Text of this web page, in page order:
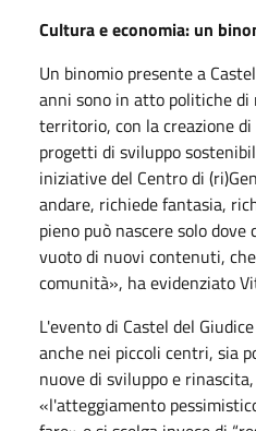
Cultura e economia: un
Un binomio presente a
anni sono in atto politiche di
territorio, con la creazione
progetti di sviluppo
iniziative del Centro di
andare, richiede fantasia,
pieno può nascere solo
vuoto di nuovi contenuti,
comunità», ha evidenziato
L'evento di Castel del
anche nei piccoli centri, sia
nuove di sviluppo e
«l'atteggiamento